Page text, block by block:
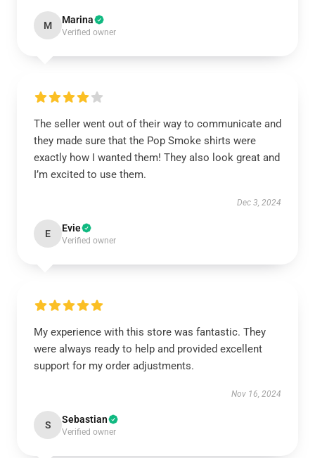
M Marina
Verified owner
The seller went out of their way to communicate and
they made sure that the Pop Smoke shirts were
exactly how I wanted them! They also look great and
I’m excited to use them.
Dec 3, 2024
E Evie
Verified owner
My experience with this store was fantastic. They
were always ready to help and provided excellent
support for my order adjustments.
Nov 16, 2024
S Sebastian
Verified owner